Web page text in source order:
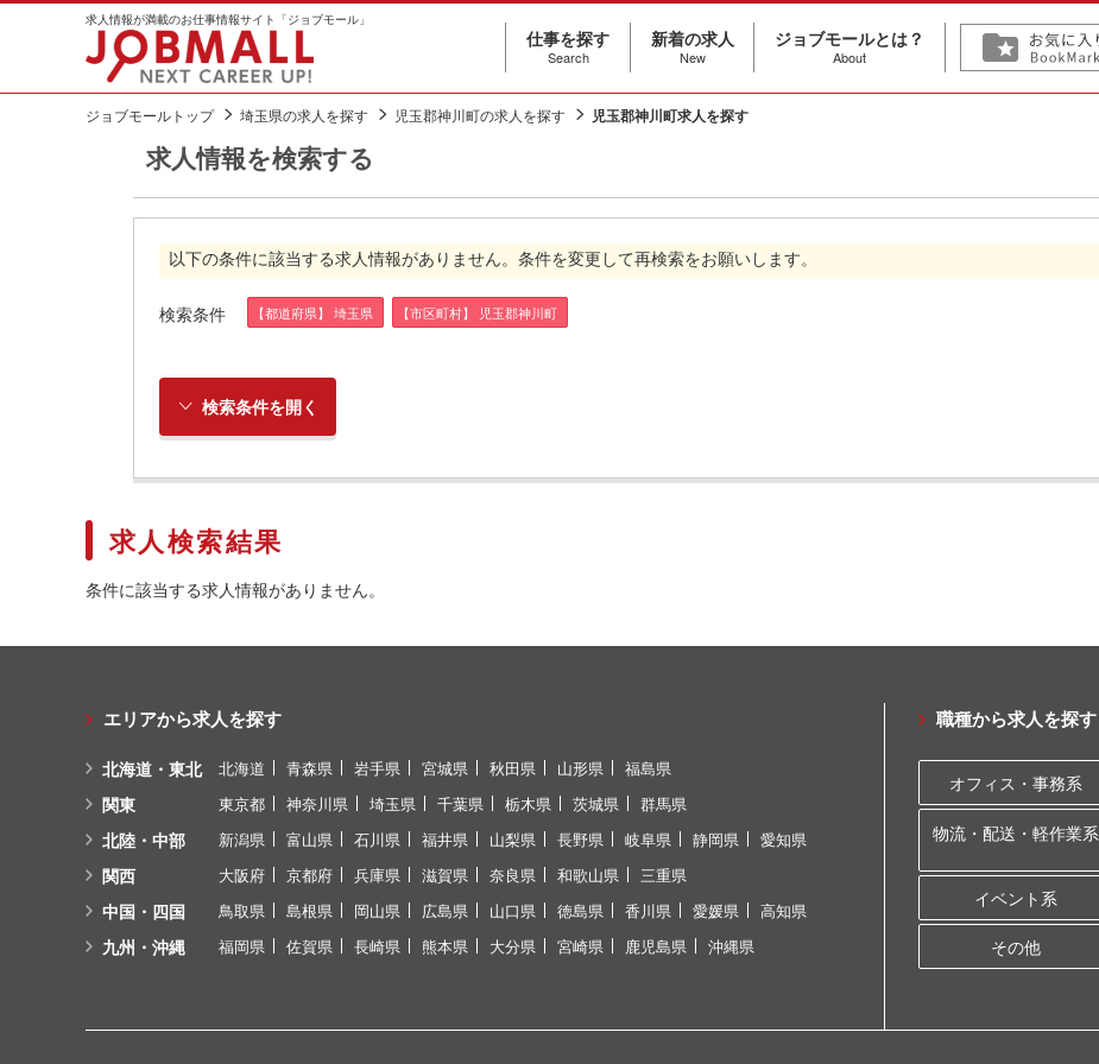
求人情報が満載のお仕事情報サイト「ジョブモール」
仕事を探す
Search
新着の求人
New
ジョブモールとは？
About
ジョブモールトップ 埼玉県の求人を探す 児玉郡神川町の求人を探す 児玉郡神川町求人を探す
求人情報を検索する
以下の条件に該当する求人情報がありません。条件を変更して再検索をお願いします。
検索条件 【都道府県】 埼玉県 【市区町村】 児玉郡神川町
検索条件を開く
求人検索結果
条件に該当する求人情報がありません。
エリアから求人を探す
北海道・東北 北海道 青森県 岩手県 宮城県 秋田県 山形県 福島県
関東 東京都 神奈川県 埼玉県 千葉県 栃木県 茨城県 群馬県
北陸・中部 新潟県 富山県 石川県 福井県 山梨県 長野県 岐阜県 静岡県 愛知県
関西 大阪府 京都府 兵庫県 滋賀県 奈良県 和歌山県 三重県
中国・四国 鳥取県 島根県 岡山県 広島県 山口県 徳島県 香川県 愛媛県 高知県
九州・沖縄 福岡県 佐賀県 長崎県 熊本県 大分県 宮崎県 鹿児島県 沖縄県
職種から求人を探す
オフィス・事務系
物流・配送・軽作業系
イベント系
その他